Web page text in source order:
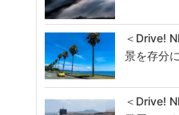
＜Drive!
景を存分
＜Drive!